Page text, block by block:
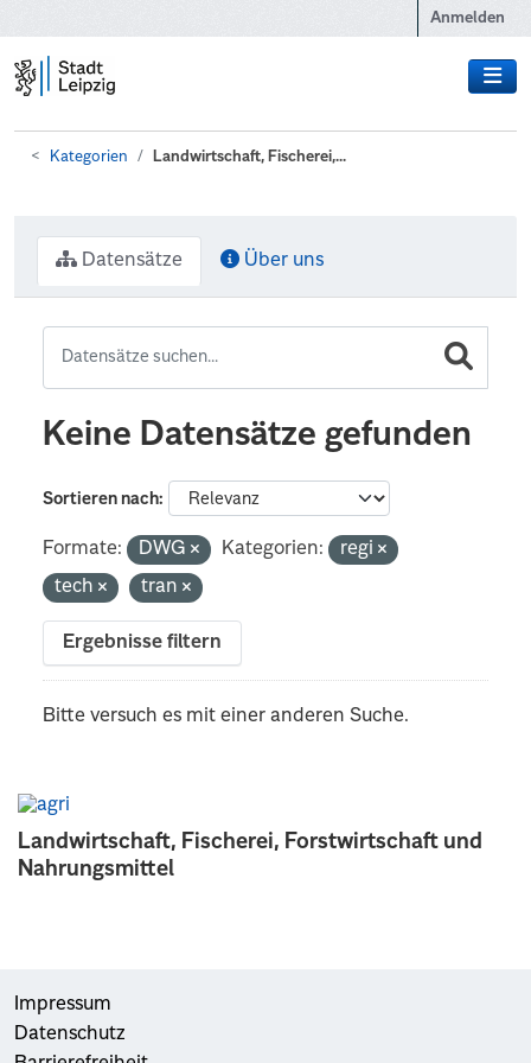
Anmelden
Kategorien Landwirtschaft, Fischerei,...
Landwirtschaft, Fischerei, Forstwirtschaft und
Nahrungsmittel
Datensätze Über uns
Keine Datensätze gefunden
Sortieren nach
Formate: DWG Kategorien:
regi
tech
tran
Ergebnisse filtern
Bitte versuch es mit einer anderen Suche.
Impressum
Datenschutz